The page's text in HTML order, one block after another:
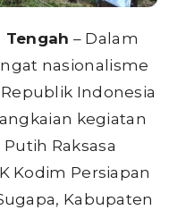
Tengah – Dalam
nasionalisme
Indonesia
kegiatan
Raksasa
Kodim Persiapan
Kabupaten